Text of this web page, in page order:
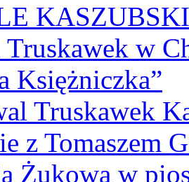
Truskawek w
Księżniczka”
Truskawek
z Tomaszem
Żukowa w